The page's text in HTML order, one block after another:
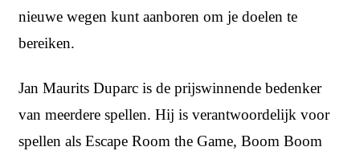
nieuwe wegen kunt aanboren om je doelen te
bereiken.
Jan Maurits Duparc is de prijswinnende bedenker
van meerdere spellen. Hij is verantwoordelijk voor
spellen als Escape Room the Game, Boom Boom